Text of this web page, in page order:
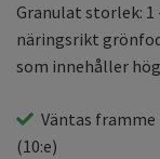
Granulat storlek:
näringsrikt
som innehåller
Väntas framme
(10:e)